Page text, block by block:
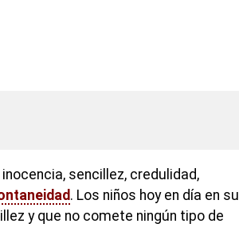
inocencia, sencillez, credulidad,
. Los niños hoy en día en su
y que no comete ningún tipo de